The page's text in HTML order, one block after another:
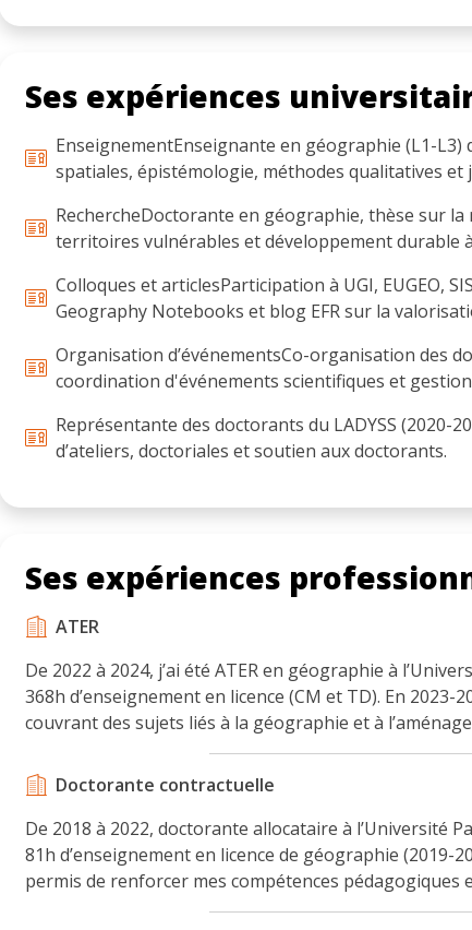
Ses expériences
EnseignementEnseignante en géographie (L1-L3)
spatiales, épistémologie, méthodes qualitatives et
RechercheDoctorante en géographie, thèse sur
territoires vulnérables et développement durable
Colloques et articlesParticipation à UGI, EUGEO,
Geography Notebooks et blog EFR sur la
Organisation d’événementsCo-organisation des
coordination d'événements scientifiques et
Représentante des doctorants du LADYSS (2020-
d’ateliers, doctoriales et soutien aux doctorants.
Ses expériences
ATER
De 2022 à 2024, j’ai été ATER en géographie à
368h d’enseignement en licence (CM et TD). En 2023-
couvrant des sujets liés à la géographie et à
Doctorante contractuelle
De 2018 à 2022, doctorante allocataire à l’Université
81h d’enseignement en licence de géographie (2019-
permis de renforcer mes compétences pédagogiques